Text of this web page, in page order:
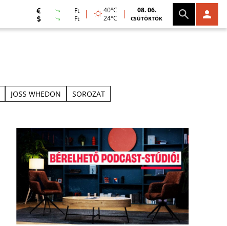
Ft
Ft
40°C
24°C
08. 06.
CSÜTÖRTÖK
JOSS WHEDON
SOROZAT